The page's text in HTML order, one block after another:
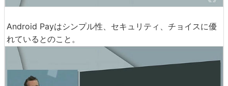
Android Payはシンプル性、セキュリティ、チョイスに優
れているとのこと。